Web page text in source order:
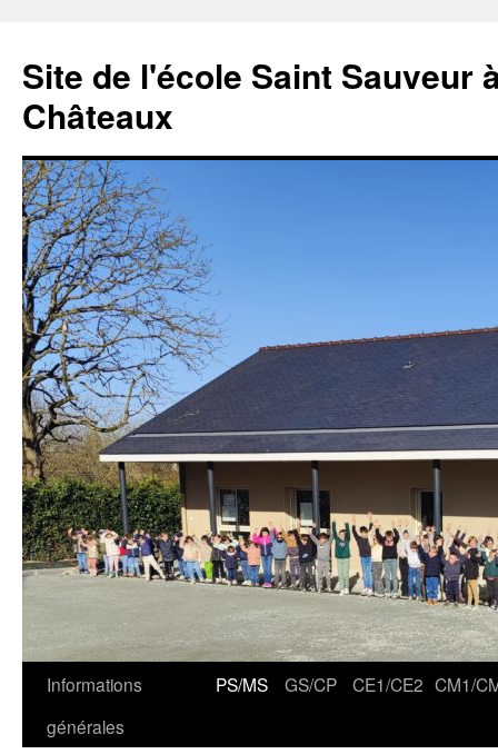
contenu
Site de l'école Saint Sauveur
Châteaux
Informations
générales
PS/MS GS/CP CE1/CE2 CM1/